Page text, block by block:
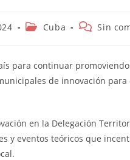
Categoría
entrada:
Cuba
entrada:
Sin
para continuar
de innovación
en la Delegación
y eventos teóricos que